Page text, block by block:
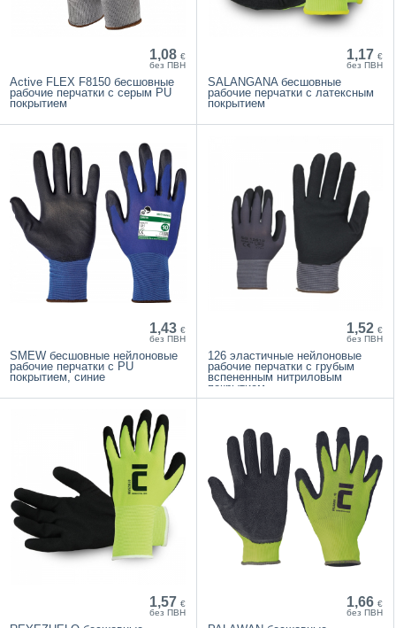
1,08 €
без ПВН
Active FLEX F8150 бесшовные
рабочие перчатки с серым PU
покрытием
1,17 €
без ПВН
SALANGANA бесшовные
рабочие перчатки с латексным
покрытием
1,43 €
без ПВН
SMEW бесшовные нейлоновые
рабочие перчатки с PU
покрытием, синие
1,52 €
без ПВН
126 эластичные нейлоновые
рабочие перчатки с грубым
вспененным нитриловым
покрытием
1,57 €
без ПВН
1,66 €
без ПВН